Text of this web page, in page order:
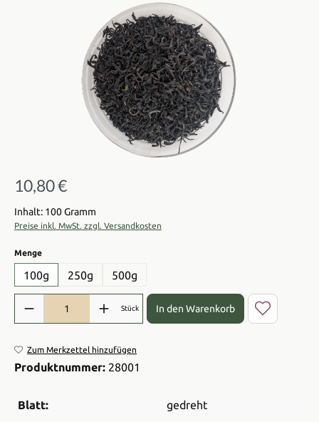
Bildergalerie überspringen
Regulärer Preis:
10,80 €
Inhalt: 100 Gramm
Preise inkl. MwSt. zzgl. Versandkosten
Mengeauswählen
100g 250g 500g
Produkt Anzahl: Gib den gewünschten Wert ein oder benutze die
Stück In den Warenkorb
Zum Merkzettel hinzufügen
Produktnummer: 28001
Blatt:
gedreht